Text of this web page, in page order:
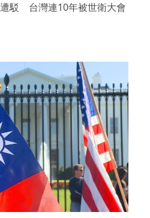
駁 台灣連10年被世衛大會